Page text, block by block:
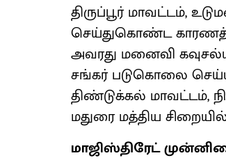
திருப்பூர் மாவட்டம்,
செய்துகொண்ட
அவரது மனைவி
சங்கர் படுகொலை
திண்டுக்கல் மாவட்டம்,
மதுரை மத்திய
மாஜிஸ்திரேட்